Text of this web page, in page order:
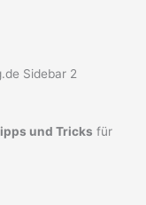
und Tricks für